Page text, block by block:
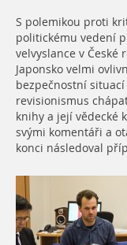
S polemikou proti
politickému vedení
velvyslance v
Japonsko velmi
bezpečnostní
revisionismus
knihy a její vědecké
svými komentáři a
konci následoval